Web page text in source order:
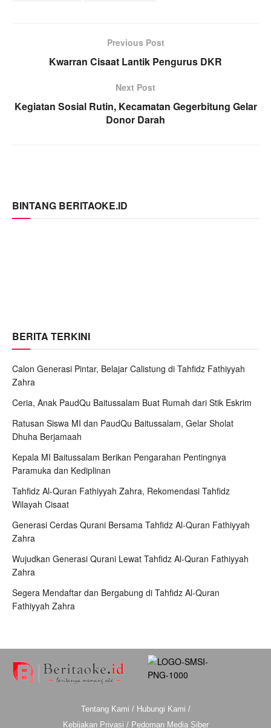
Previous Post
Kwarran Cisaat Lantik Pengurus DKR
Next Post
Kegiatan Sosial Rutin, Kecamatan Gegerbitung Gelar
Donor Darah
BINTANG BERITAOKE.ID
BERITA TERKINI
Calon Generasi Pintar, Belajar Calistung di Tahfidz Fathiyyah
Zahra
Ceria, Anak PaudQu Baitussalam Buat Rumah dari Stik Eskrim
Ratusan Siswa MI dan PaudQu Baitussalam, Gelar Sholat
Dhuha Berjamaah
Kepala MI Baitussalam Berikan Pengarahan Pentingnya
Paramuka dan Kediplinan
Tahfidz Al-Quran Fathiyyah Zahra, Rekomendasi Tahfidz
Wilayah Cisaat
Generasi Cerdas Qurani Bersama Tahfidz Al-Quran Fathiyyah
Zahra
Wujudkan Generasi Qurani Lewat Tahfidz Al-Quran Fathiyyah
Zahra
Segera Mendaftar dan Bergabung di Tahfidz Al-Quran
Fathiyyah Zahra
Tentang Kami / Hubungi Kami /
Kebijakan Privasi / Pedoman Media Siber